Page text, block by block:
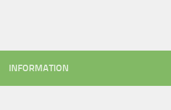
INFORMATION